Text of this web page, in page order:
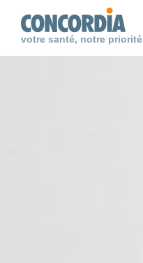
votre santé, notre priorité
Chercher
Chercher
Chercher